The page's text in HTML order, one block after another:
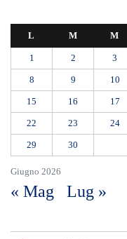
« Mag Lug »
Farmaco salvavita non
una madre: «Mio figlio
RIONE TAORMINA,
DA VIA ENNIO
DELLA STRUTTURA
Tragedia sul lavoro a
mentre monta le luminarie
MANUTENZIONI